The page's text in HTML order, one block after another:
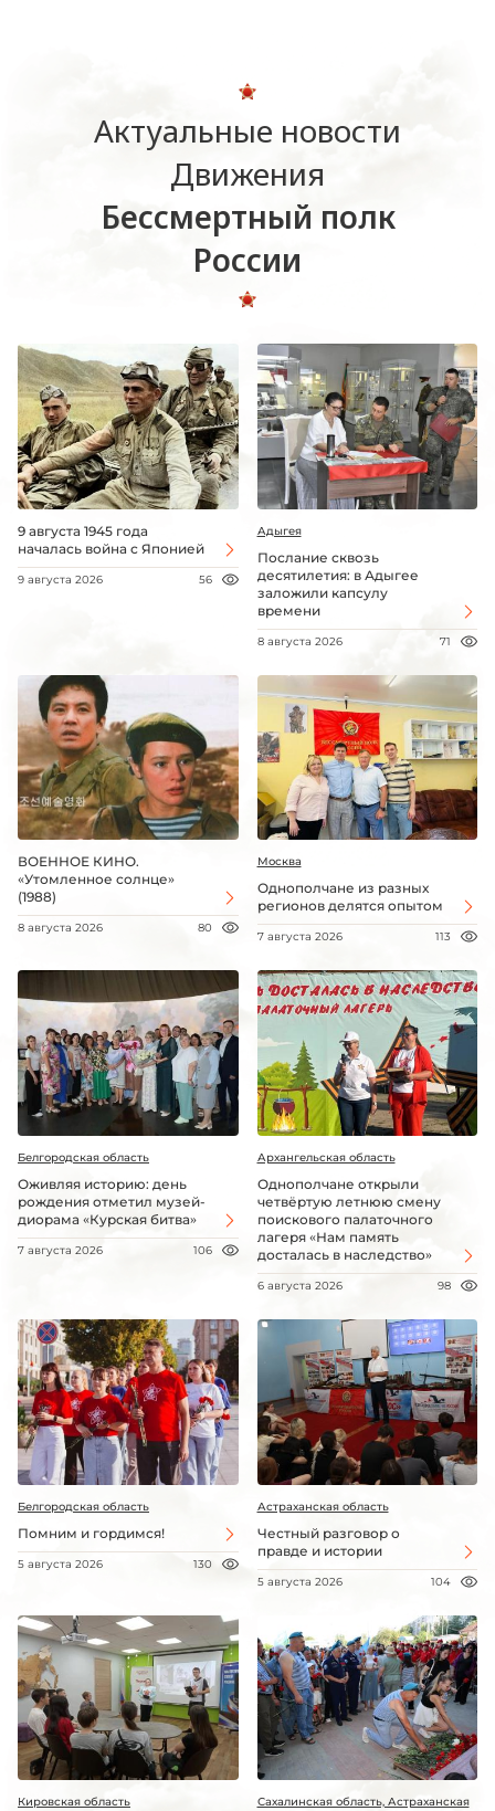
Актуальные новости
Движения
Бессмертный полк
России
9 августа 1945 года
началась война с Японией
9 августа 2026 56
Адыгея
Послание сквозь
десятилетия: в Адыгее
заложили капсулу
времени
8 августа 2026 71
ВОЕННОЕ КИНО.
«Утомленное солнце»
(1988)
8 августа 2026 80
Москва
Однополчане из разных
регионов делятся опытом
7 августа 2026 113
Белгородская область
Оживляя историю: день
рождения отметил музей-
диорама «Курская битва»
7 августа 2026 106
Архангельская область
Однополчане открыли
четвёртую летнюю смену
поискового палаточного
лагеря «Нам память
досталась в наследство»
6 августа 2026 98
Белгородская область
Помним и гордимся!
5 августа 2026 130
Астраханская область
Честный разговор о
правде и истории
5 августа 2026 104
Кировская область
Сахалинская область, Астраханская